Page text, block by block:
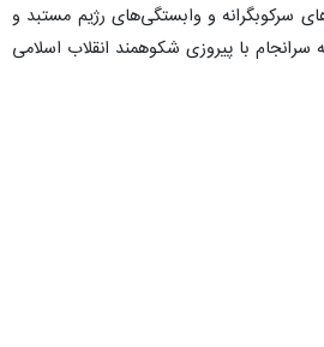
سرکوبگرانه و وابستگی‌های رژیم مستبد و
با پیروزی شکوهمند انقلاب اسلامی